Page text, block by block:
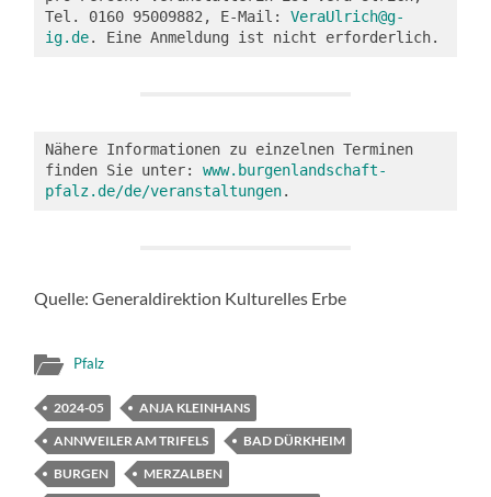
Tel. 0160 95009882, E-Mail: VeraUlrich@g-
ig.de
Nähere Informationen zu einzelnen Terminen
finden Sie unter: www.burgenlandschaft-
pfalz.de/de/veranstaltungen.
Quelle: Generaldirektion Kulturelles Erbe
Pfalz
2024-05
ANJA KLEINHANS
ANNWEILER AM TRIFELS
BAD DÜRKHEIM
BURGEN
MERZALBEN